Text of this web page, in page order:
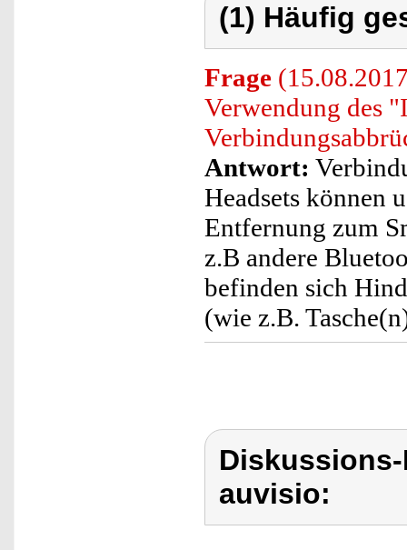
(1) Häufig
Frage
Verwendung des
Antwort:
Headsets können
Entfernung zum
z.B andere
befinden sich
(wie z.B.
auvisio: